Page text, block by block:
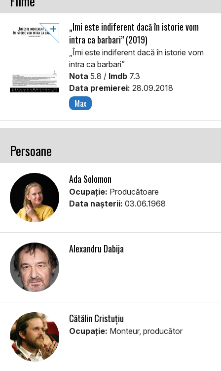
„Îmi este indiferent dacă în istorie vom
intra ca barbari” (2019)
„Îmi este indiferent dacă în istorie vom
intra ca barbari”
Nota 5.8 / Imdb 7.3
Data premierei: 28.09.2018
Max
Persoane
Ada Solomon
Ocupație: Producătoare
Data nașterii: 03.06.1968
Alexandru Dabija
Cătălin Cristuțiu
Ocupație: Monteur, producător